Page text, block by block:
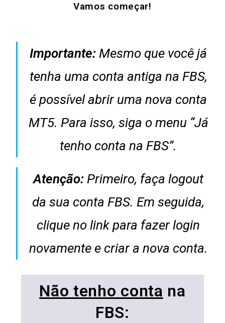
Vamos começar!
Importante: Mesmo que você já
tenha uma conta antiga na FBS,
é possível abrir uma nova conta
MT5. Para isso, siga o menu “Já
tenho conta na FBS”.
Atenção: Primeiro, faça logout
da sua conta FBS. Em seguida,
clique no link para fazer login
novamente e criar a nova conta.
Não tenho conta na
FBS: